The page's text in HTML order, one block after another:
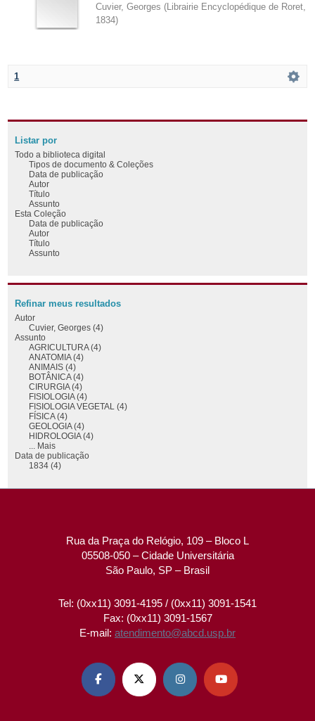
Cuvier, Georges ( Librairie Encyclopédique de Roret
1834)
1
Listar por
Todo a biblioteca digital
Tipos de documento & Coleções
Data de publicação
Autor
Título
Assunto
Esta Coleção
Data de publicação
Autor
Título
Assunto
Refinar meus resultados
Autor
Cuvier, Georges (4)
Assunto
AGRICULTURA (4)
ANATOMIA (4)
ANIMAIS (4)
BOTÂNICA (4)
CIRURGIA (4)
FISIOLOGIA (4)
FISIOLOGIA VEGETAL (4)
FÍSICA (4)
GEOLOGIA (4)
HIDROLOGIA (4)
... Mais
Data de publicação
1834 (4)
Rua da Praça do Relógio, 109 – Bloco L
05508-050 – Cidade Universitária
São Paulo, SP – Brasil
Tel: (0xx11) 3091-4195 / (0xx11) 3091-1541
Fax: (0xx11) 3091-1567
E-mail: atendimento@abcd.usp.br
   